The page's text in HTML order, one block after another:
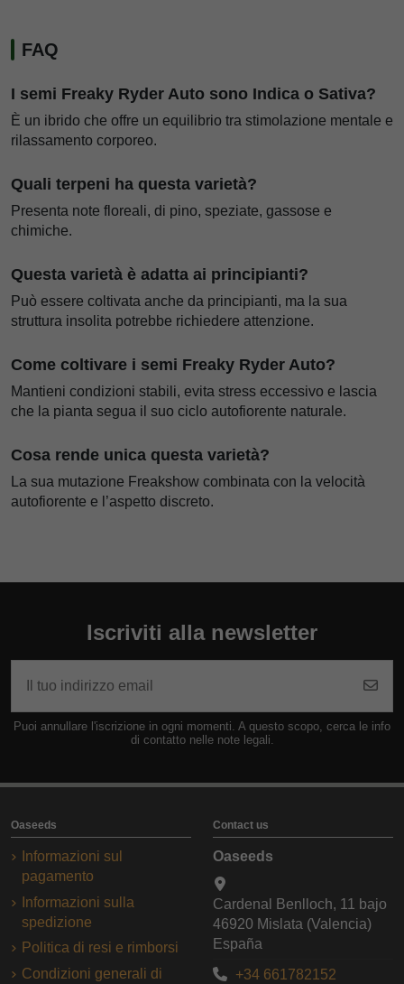
FAQ
I semi Freaky Ryder Auto sono Indica o Sativa?
È un ibrido che offre un equilibrio tra stimolazione mentale e
rilassamento corporeo.
Quali terpeni ha questa varietà?
Presenta note floreali, di pino, speziate, gassose e
chimiche.
Questa varietà è adatta ai principianti?
Può essere coltivata anche da principianti, ma la sua
struttura insolita potrebbe richiedere attenzione.
Come coltivare i semi Freaky Ryder Auto?
Mantieni condizioni stabili, evita stress eccessivo e lascia
che la pianta segua il suo ciclo autofiorente naturale.
Cosa rende unica questa varietà?
La sua mutazione Freakshow combinata con la velocità
autofiorente e l’aspetto discreto.
Iscriviti alla newsletter
Puoi annullare l'iscrizione in ogni momenti. A questo scopo, cerca le info
di contatto nelle note legali.
Oaseeds
Informazioni sul
pagamento
Informazioni sulla
spedizione
Politica di resi e rimborsi
Condizioni generali di
Contact us
Oaseeds
Cardenal Benlloch, 11 bajo
46920 Mislata (Valencia)
España
+34 661782152